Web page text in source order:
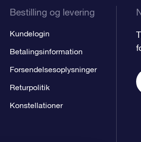
Bestilling og levering
Kundelogin
Betalingsinformation
Forsendelsesoplysninger
Returpolitik
Konstellationer